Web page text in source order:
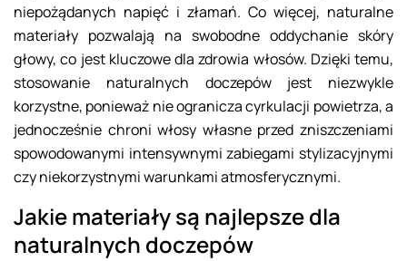
niepożądanych napięć i złamań. Co więcej, naturalne
materiały pozwalają na swobodne oddychanie skóry
głowy, co jest kluczowe dla zdrowia włosów. Dzięki temu,
stosowanie naturalnych doczepów jest niezwykle
korzystne, ponieważ nie ogranicza cyrkulacji powietrza, a
jednocześnie chroni włosy własne przed zniszczeniami
spowodowanymi intensywnymi zabiegami stylizacyjnymi
czy niekorzystnymi warunkami atmosferycznymi.
Jakie materiały są najlepsze dla
naturalnych doczepów